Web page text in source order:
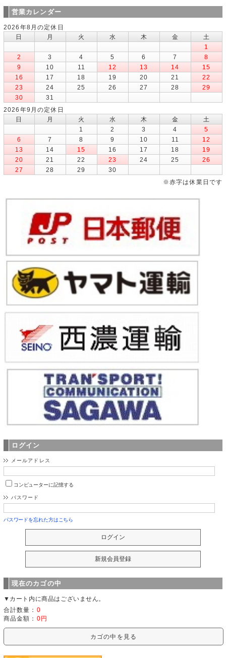
営業カレンダー
2026年8月の定休日
日
月 火 水 木 金
土
1
2
3 4 5 6 7
8
9
10 11 12 13 14
15
16
17 18 19 20 21
22
23
24 25 26 27 28
29
30
31
2026年9月の定休日
日
月 火 水 木 金
土
1
2 3 4
5
6
7 8 9 10 11
12
13
14 15 16 17 18
19
20
21 22 23 24 25
26
27
28 29
30
※赤字は休業日です
ログイン
メールアドレス
コンピューターに記憶する
パスワード
パスワードを忘れた方はこちら
現在のカゴの中
▼カート内に商品はございません。
合計数量： 0
商品金額： 0円
カゴの中を見る